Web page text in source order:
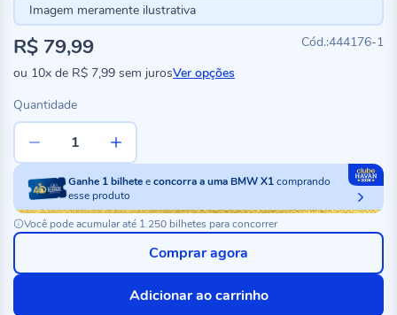
Imagem meramente ilustrativa
444176-1
R$ 79,99
ou 10x de R$ 7,99 sem jurosVer opções
Quantidade
Ganhe 1bilheteeconcorra a uma BMW X1comprando
esse produto
Você pode acumular até 1.250 bilhetes para concorrer
Adicionar ao carrinho
Comprar agora